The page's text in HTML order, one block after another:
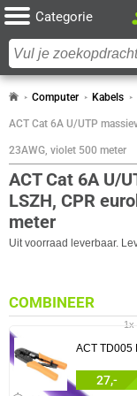
Categorie
Computer Kabels
ACT Cat 6A U/UTP
23AWG, violet 500 meter
ACT Cat 6A U/
LSZH, CPR
meter
Uit voorraad leverbaar.
1x
COMBINEER
ACT TD005
27,-